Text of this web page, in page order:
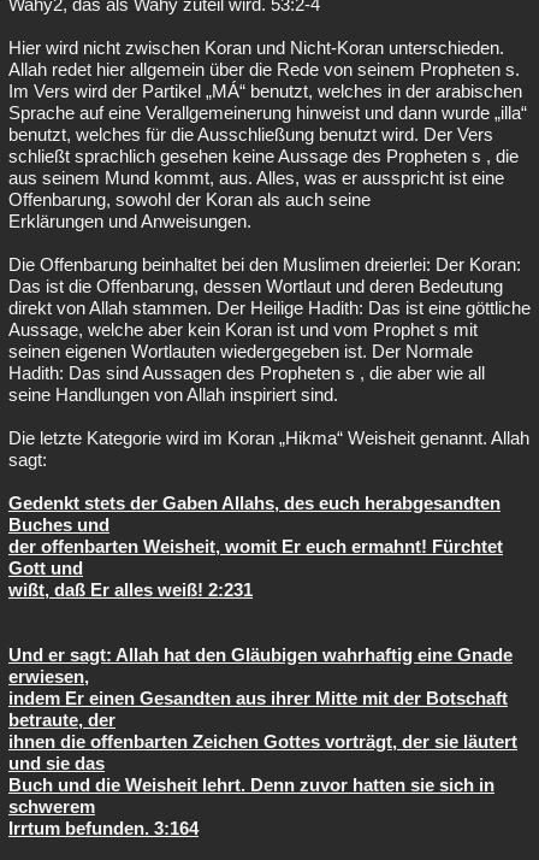
Wahy2, das als Wahy zuteil wird. 53:2-4
Hier wird nicht zwischen Koran und Nicht-Koran unterschieden.
Allah redet hier allgemein über die Rede von seinem Propheten s.
Im Vers wird der Partikel „MÁ“ benutzt, welches in der arabischen
Sprache auf eine Verallgemeinerung hinweist und dann wurde „illa“
benutzt, welches für die Ausschließung benutzt wird. Der Vers
schließt sprachlich gesehen keine Aussage des Propheten s , die
aus seinem Mund kommt, aus. Alles, was er ausspricht ist eine
Offenbarung, sowohl der Koran als auch seine
Erklärungen und Anweisungen.
Die Offenbarung beinhaltet bei den Muslimen dreierlei: Der Koran:
Das ist die Offenbarung, dessen Wortlaut und deren Bedeutung
direkt von Allah stammen. Der Heilige Hadith: Das ist eine göttliche
Aussage, welche aber kein Koran ist und vom Prophet s mit
seinen eigenen Wortlauten wiedergegeben ist. Der Normale
Hadith: Das sind Aussagen des Propheten s , die aber wie all
seine Handlungen von Allah inspiriert sind.
Die letzte Kategorie wird im Koran „Hikma“ Weisheit genannt. Allah
sagt:
Gedenkt stets der Gaben Allahs, des euch herabgesandten
Buches und
der offenbarten Weisheit, womit Er euch ermahnt! Fürchtet
Gott und
wißt, daß Er alles weiß! 2:231
Und er sagt: Allah hat den Gläubigen wahrhaftig eine Gnade
erwiesen,
indem Er einen Gesandten aus ihrer Mitte mit der Botschaft
betraute, der
ihnen die offenbarten Zeichen Gottes vorträgt, der sie läutert
und sie das
Buch und die Weisheit lehrt. Denn zuvor hatten sie sich in
schwerem
Irrtum befunden. 3:164